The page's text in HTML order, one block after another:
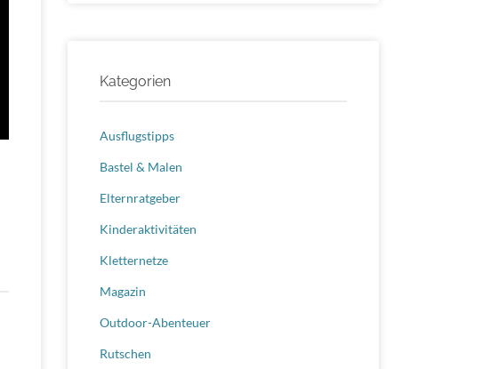
Kategorien
Ausflugstipps
Bastel & Malen
Elternratgeber
Kinderaktivitäten
Kletternetze
Magazin
Outdoor-Abenteuer
Rutschen